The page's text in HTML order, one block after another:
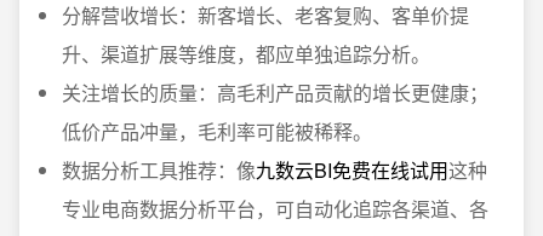
分解营收增长：新客增长、老客复购、客单价提
升、渠道扩展等维度，都应单独追踪分析。
关注增长的质量：高毛利产品贡献的增长更健康；
低价产品冲量，毛利率可能被稀释。
数据分析工具推荐：像九数云BI免费在线试用这种
专业电商数据分析平台，可自动化追踪各渠道、各